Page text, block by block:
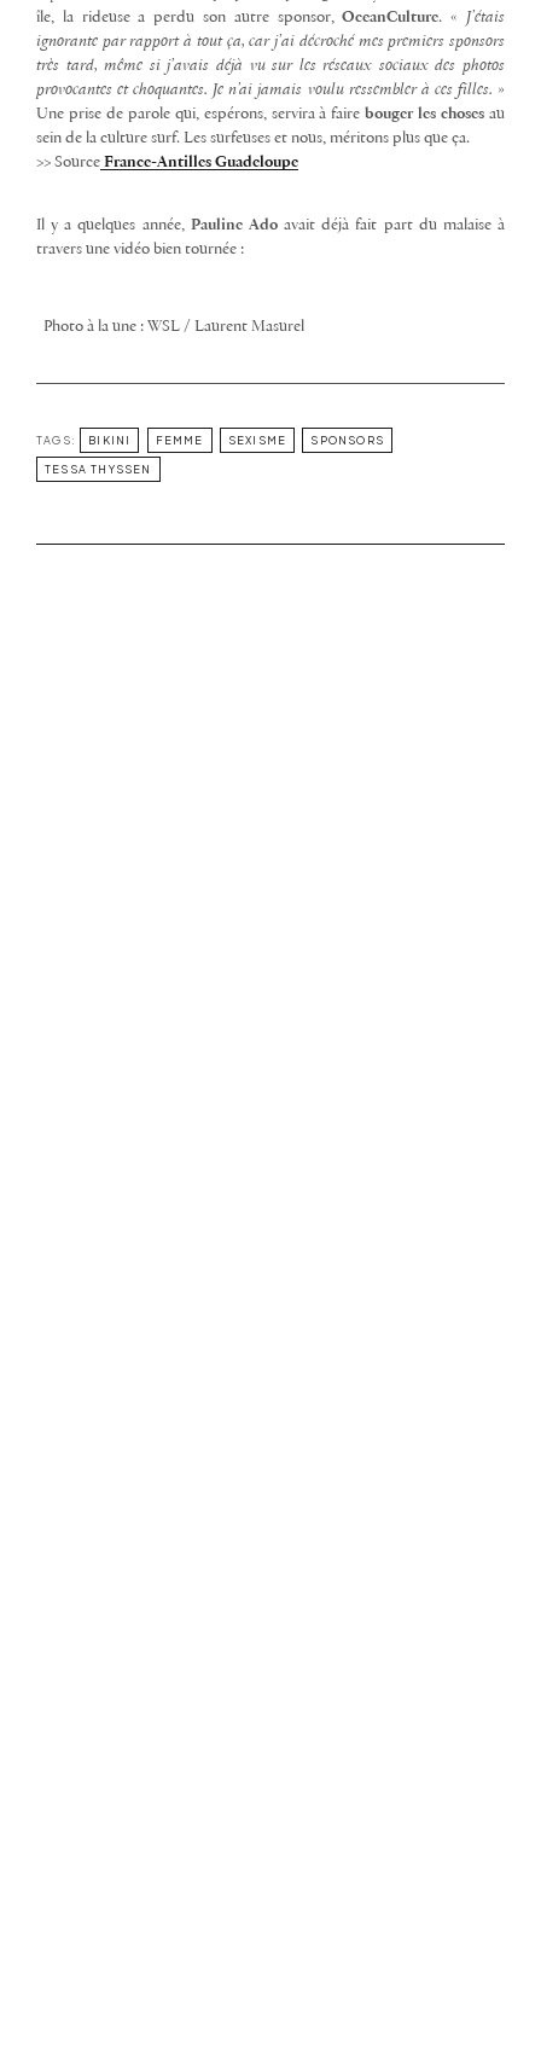
île, la rideuse a perdu son autre sponsor,
OceanCulture. « J’étais
ignorante par rapport à tout ça, car j’ai décroché mes premiers sponsors
très tard, même si j’avais déjà vu sur les réseaux sociaux des photos
provocantes et choquantes. Je n’ai jamais voulu ressembler à ces filles. »
Une prise de parole qui, espérons, servira à fairebouger les choses au
sein de la culture surf. Les surfeuses et nous, méritons plus que ça.
>> Source France-Antilles Guadeloupe
Il y a quelques année, Pauline Adoavait déjà fait part du malaise à
travers une vidéo bien tournée :
Photo à la une : WSL / Laurent Masurel
TAGS: BIKINI FEMME SEXISME SPONSORS
TESSA THYSSEN